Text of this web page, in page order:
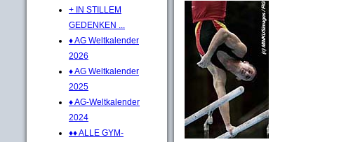
+ IN STILLEM
GEDENKEN ...
♦ AG Weltkalender
2026
♦ AG Weltkalender
2025
♦ AG-Weltkalender
2024
♦♦ ALLE GYM-